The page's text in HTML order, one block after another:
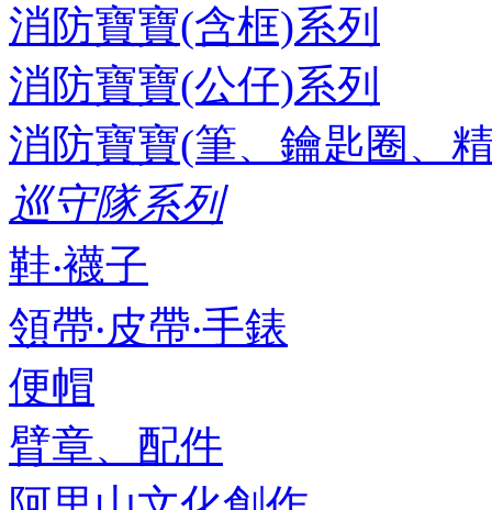
消防寶寶(含框)系列
消防寶寶(公仔)系列
消防寶寶(筆、鑰匙圈、
巡守隊系列
鞋‧襪子
領帶‧皮帶‧手錶
便帽
臂章、配件